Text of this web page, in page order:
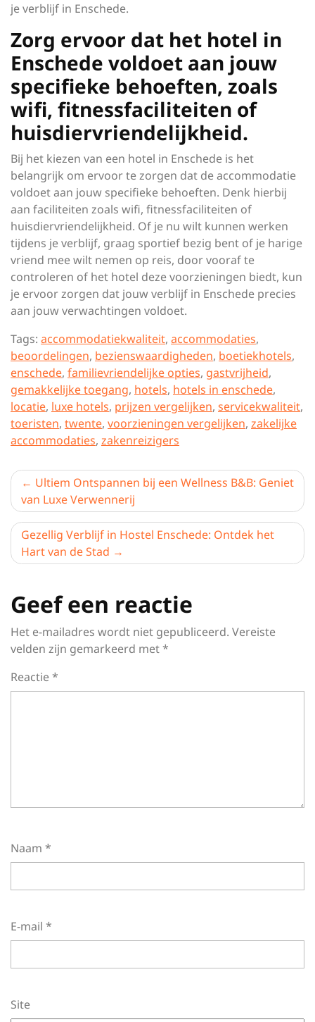
je verblijf in Enschede.
Zorg ervoor dat het hotel in
Enschede voldoet aan jouw
specifieke behoeften, zoals
wifi, fitnessfaciliteiten of
huisdiervriendelijkheid.
Bij het kiezen van een hotel in Enschede is het
belangrijk om ervoor te zorgen dat de accommodatie
voldoet aan jouw specifieke behoeften. Denk hierbij
aan faciliteiten zoals wifi, fitnessfaciliteiten of
huisdiervriendelijkheid. Of je nu wilt kunnen werken
tijdens je verblijf, graag sportief bezig bent of je harige
vriend mee wilt nemen op reis, door vooraf te
controleren of het hotel deze voorzieningen biedt, kun
je ervoor zorgen dat jouw verblijf in Enschede precies
aan jouw verwachtingen voldoet.
Tags: accommodatiekwaliteit, accommodaties,
beoordelingen, bezienswaardigheden, boetiekhotels,
enschede, familievriendelijke opties, gastvrijheid,
gemakkelijke toegang, hotels, hotels in enschede,
locatie, luxe hotels, prijzen vergelijken, servicekwaliteit,
toeristen, twente, voorzieningen vergelijken, zakelijke
accommodaties, zakenreizigers
Berichtnavigatie
Ultiem Ontspannen bij een Wellness B&B: Geniet
van Luxe Verwennerij
Gezellig Verblijf in Hostel Enschede: Ontdek het
Hart van de Stad
Geef een reactie
Het e-mailadres wordt niet gepubliceerd. Vereiste
velden zijn gemarkeerd met*
Reactie*
Naam *
E-mail *
Site